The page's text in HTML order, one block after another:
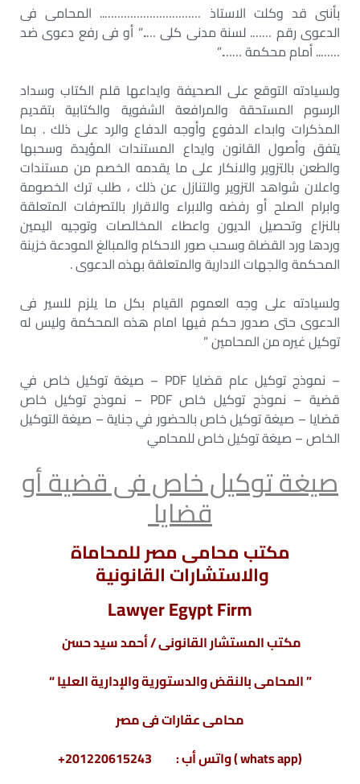
بأننى قد وكلت الاستاذ ………………………….. المحامى فى
الدعوى رقم ……. لسنة مدنى كلى …..” أو فى رفع دعوى ضد
…….. أمام محكمة …….”
ولسيادته التوقع على الصحيفة وايداعها قلم الكتاب وسداد
الرسوم المستحقة والمرافعة الشفوية والكتابية بتقديم
المذكرات وابداء الدفوع وأوجه الدفاع والرد على ذلك . بما
يتفق وأصول القانون وايداع المستندات المؤيدة وسحبها
والطعن بالتزوير والانكار على ما يقدمه الخصم من مستندات
واعلان شواهد التزوير والتنازل عن ذلك ، طلب ترك الخصومة
وابرام الصلح أو رفضه والابراء والاقرار بالتصرفات المتعلقة
بالنزاع وتحصيل الديون واعطاء المخالصات وتوجيه اليمين
وردها ورد القضاة وسحب صور الاحكام والمبالغ المودعة خزينة
المحكمة والجهات الادارية والمتعلقة بهذه الدعوى .
ولسيادته على وجه العموم القيام بكل ما يلزم للسير فى
الدعوى حتى صدور حكم فيها امام هذه المحكمة وليس له
توكيل غيره من المحامين ”
– نموذج توكيل عام قضايا PDF – صيغة توكيل خاص في
قضية – نموذج توكيل خاص PDF – نموذج توكيل خاص
قضايا – صيغة توكيل خاص بالحضور في جناية – صيغة التوكيل
الخاص – صيغة توكيل خاص للمحامي
صيغة توكيل خاص فى قضية أو
قضايا
مكتب محامى مصر للمحاماة
والاستشارات القانونية
Lawyer Egypt Firm
مكتب المستشار القانونى / أحمد سيد حسن
” المحامى بالنقض والدستورية والإدارية العليا “
محامى عقارات فى مصر
(whats app ) واتس أب : 201220615243+